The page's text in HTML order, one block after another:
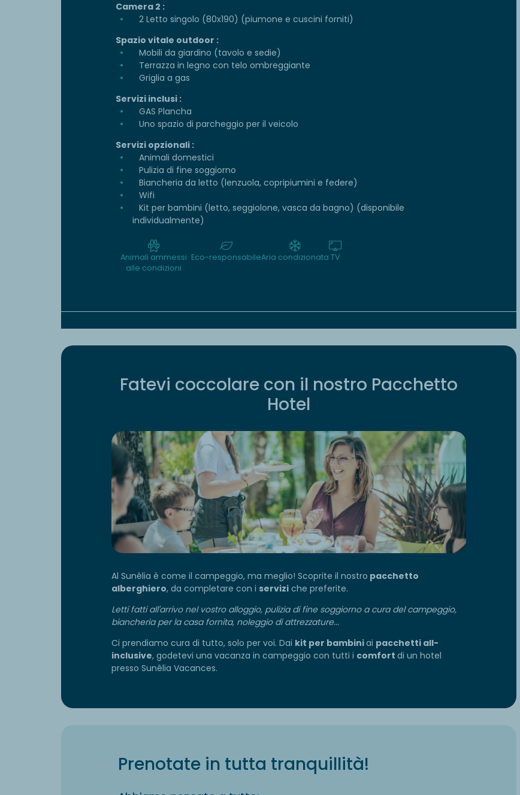
Camera 2 :
2 Letto singolo (80x190) (piumone e cuscini forniti)
Spazio vitale outdoor :
Mobili da giardino (tavolo e sedie)
Terrazza in legno con telo ombreggiante
Griglia a gas
Servizi inclusi :
GAS Plancha
Uno spazio di parcheggio per il veicolo
Servizi opzionali :
Animali domestici
Pulizia di fine soggiorno
Biancheria da letto (lenzuola, copripiumini e federe)
Wifi
Kit per bambini (letto, seggiolone, vasca da bagno) (disponibile
individualmente)
Animali ammessi
alle condizioni
Eco-responsabileAria condizionata TV
Fatevi coccolare con il nostro Pacchetto
Hotel
Al Sunêlia è come il campeggio, ma meglio! Scoprite il nostro pacchetto
alberghiero, da completare con i servizi che preferite.
Letti fatti all'arrivo nel vostro alloggio, pulizia di fine soggiorno a cura del campeggio,
biancheria per la casa fornita, noleggio di attrezzature...
Ci prendiamo cura di tutto, solo per voi. Dai kit per bambiniai pacchetti all-
inclusive, godetevi una vacanza in campeggio con tutti i comfort di un hotel
presso Sunêlia Vacances.
Prenotate in tutta tranquillità!